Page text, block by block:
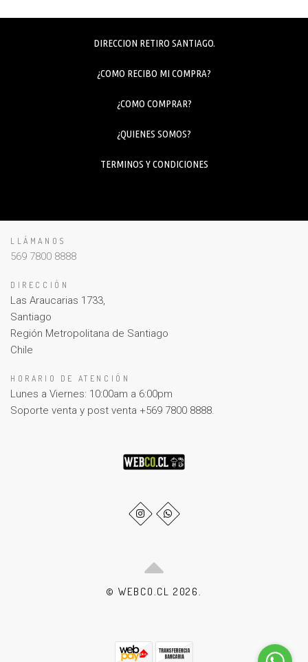
DIRECCION RETIRO SANTIAGO.
¿COMO RECIBO MI COMPRA?
¿COMO COMPRAR?
¿QUIENES SOMOS?
TERMINOS Y CONDICIONES
LLÁMANOS
569 7800 8888
DIRECCIÓN
Las Araucarias 1733,
Santiago
Región Metropolitana de Santiago
Chile
HORARIO DE ATENCIÓN
Lunes a Viernes: 10:00am a 6:00pm
Soporte venta y post venta +569 7800 8888.
© WEBCO.CL 2026.